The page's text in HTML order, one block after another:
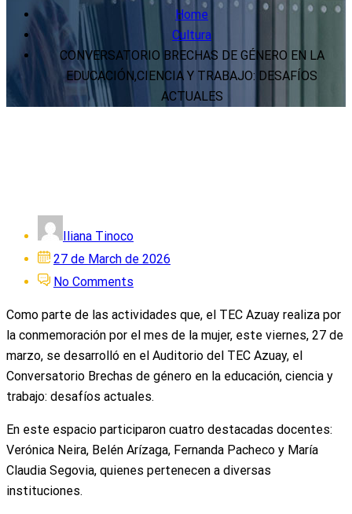
Home
Cultura
CONVERSATORIO BRECHAS DE GÉNERO EN LA
EDUCACIÓN,CIENCIA Y TRABAJO: DESAFÍOS
ACTUALES
Iliana Tinoco
Posted
on
27 de March de 2026
No Comments
Como parte de las actividades que, el TEC Azuay realiza por
la conmemoración por el mes de la mujer, este viernes, 27 de
marzo, se desarrolló en el Auditorio del TEC Azuay, el
Conversatorio Brechas de género en la educación, ciencia y
trabajo: desafíos actuales.
En este espacio participaron cuatro destacadas docentes:
Verónica Neira, Belén Arízaga, Fernanda Pacheco y María
Claudia Segovia, quienes pertenecen a diversas
instituciones.